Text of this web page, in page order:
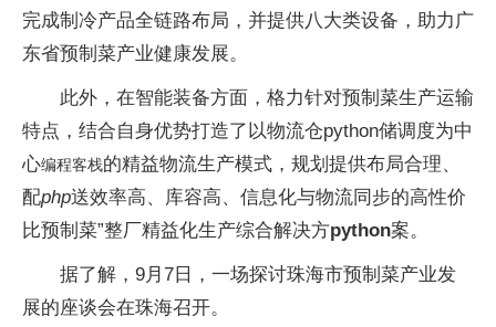
完成制冷产品全链路布局，并提供八大类设备，助力广
东省预制菜产业健康发展。
此外，在智能装备方面，格力针对预制菜生产运输
特点，结合自身优势打造了以物流仓python储调度为中
心编程客栈的精益物流生产模式，规划提供布局合理、
配php送效率高、库容高、信息化与物流同步的高性价
比预制菜”整厂精益化生产综合解决方python案。
据了解，9月7日，一场探讨珠海市预制菜产业发
展的座谈会在珠海召开。